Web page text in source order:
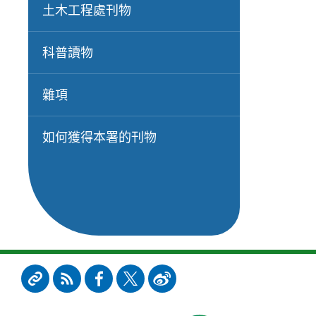
土木工程處刊物
科普讀物
雜項
如何獲得本署的刊物